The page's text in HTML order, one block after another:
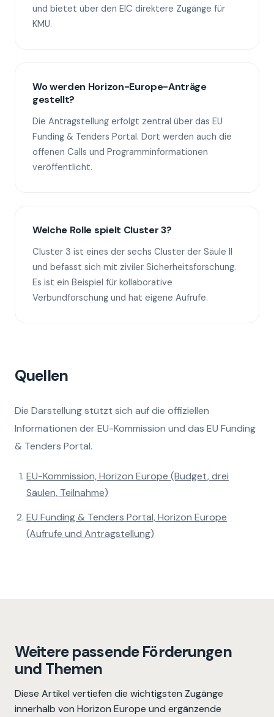
und bietet über den EIC direktere Zugänge für
KMU.
Wo werden Horizon-Europe-Anträge
gestellt?
Die Antragstellung erfolgt zentral über das EU
Funding & Tenders Portal. Dort werden auch die
offenen Calls und Programminformationen
veröffentlicht.
Welche Rolle spielt Cluster 3?
Cluster 3 ist eines der sechs Cluster der Säule II
und befasst sich mit ziviler Sicherheitsforschung.
Es ist ein Beispiel für kollaborative
Verbundforschung und hat eigene Aufrufe.
Quellen
Die Darstellung stützt sich auf die offiziellen
Informationen der EU-Kommission und das EU Funding
& Tenders Portal.
EU-Kommission, Horizon Europe (Budget, drei
Säulen, Teilnahme)
EU Funding & Tenders Portal, Horizon Europe
(Aufrufe und Antragstellung)
Weitere passende Förderungen
und Themen
Diese Artikel vertiefen die wichtigsten Zugänge
innerhalb von Horizon Europe und ergänzende